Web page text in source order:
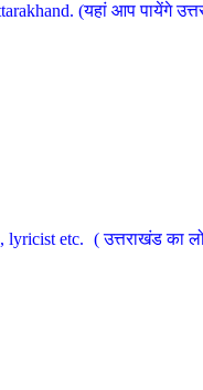
(यहां आप पायेंगे
etc. ( उत्तराखंड का